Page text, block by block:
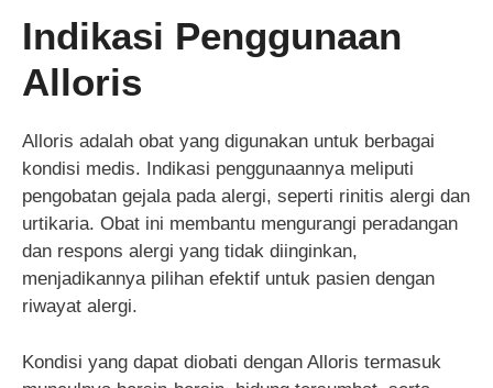
Indikasi Penggunaan
Alloris
Alloris adalah obat yang digunakan untuk berbagai
kondisi medis. Indikasi penggunaannya meliputi
pengobatan gejala pada alergi, seperti rinitis alergi dan
urtikaria. Obat ini membantu mengurangi peradangan
dan respons alergi yang tidak diinginkan,
menjadikannya pilihan efektif untuk pasien dengan
riwayat alergi.
Kondisi yang dapat diobati dengan Alloris termasuk